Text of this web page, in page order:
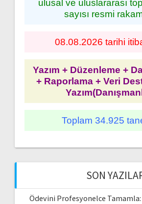
ulusal ve uluslararası
sayısı resmi
08.08.2026 tarihi
Yazım + Düzenleme +
+ Raporlama + Veri
Toplam 34.925
SON
Ödevini Profesyonelce